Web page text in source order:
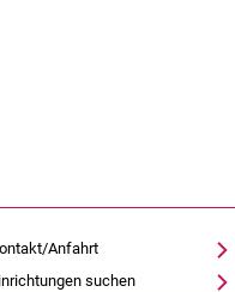
Anfahrt
suchen